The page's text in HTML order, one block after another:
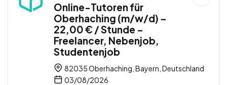
Online-Tutoren für
Oberhaching (m/w/d) –
22,00 € / Stunde –
Freelancer, Nebenjob,
Studentenjob
82035 Oberhaching, Bayern, Deutschland
03/08/2026